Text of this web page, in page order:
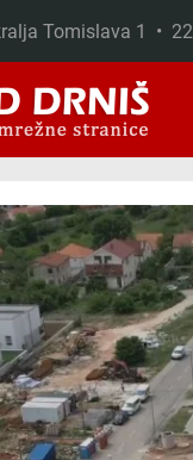
Tomislava 1 •